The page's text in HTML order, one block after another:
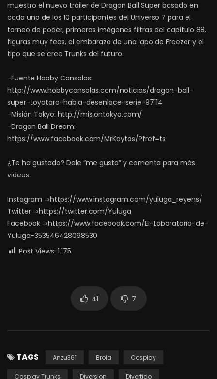
muestro el nuevo tráiler de Dragon Ball Super basado en
cada uno de los 10 participantes del Universo 7 para el
torneo de poder, primeras imágenes filtras del capitulo 88,
figuras muy feas, el embarazo de una japo de Freezer y el
tipo que se cree Trunks del futuro.
-Fuente Hobby Consolas:
http://www.hobbyconsolas.com/noticias/dragon-ball-
super-toyotaro-habla-desenlace-serie-97114
-Misión Tokyo: http://misiontokyo.com/
-Dragon Ball Dream:
https://www.facebook.com/MrKaytos/?fref=ts
¿Te ha gustado? Dale “me gusta” y comenta para más
videos.
Instagram ⇒https://www.instagram.com/yuluga_reyens/
Twitter ⇒https://twitter.com/Yuluga
Facebook ⇒https://www.facebook.com/El-Laboratorio-de-
Yuluga-353546428098530
Post Views: 1.175
41 7
TAGS Anzu361 Brola Cosplay
Cosplay Trunks Diversion Divertido